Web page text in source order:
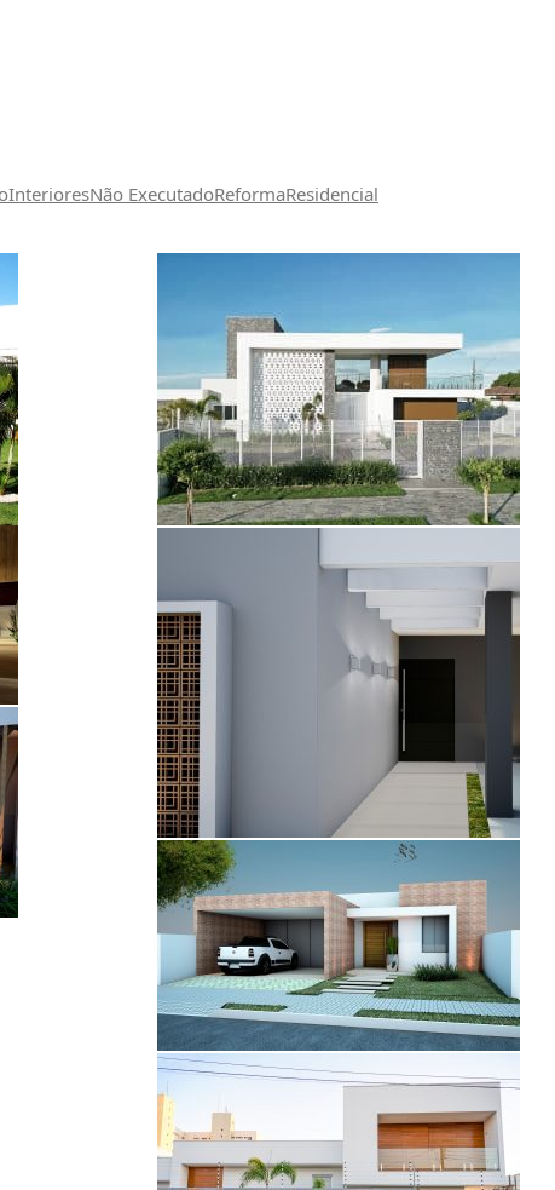
InterioresNão ExecutadoReformaResidencial